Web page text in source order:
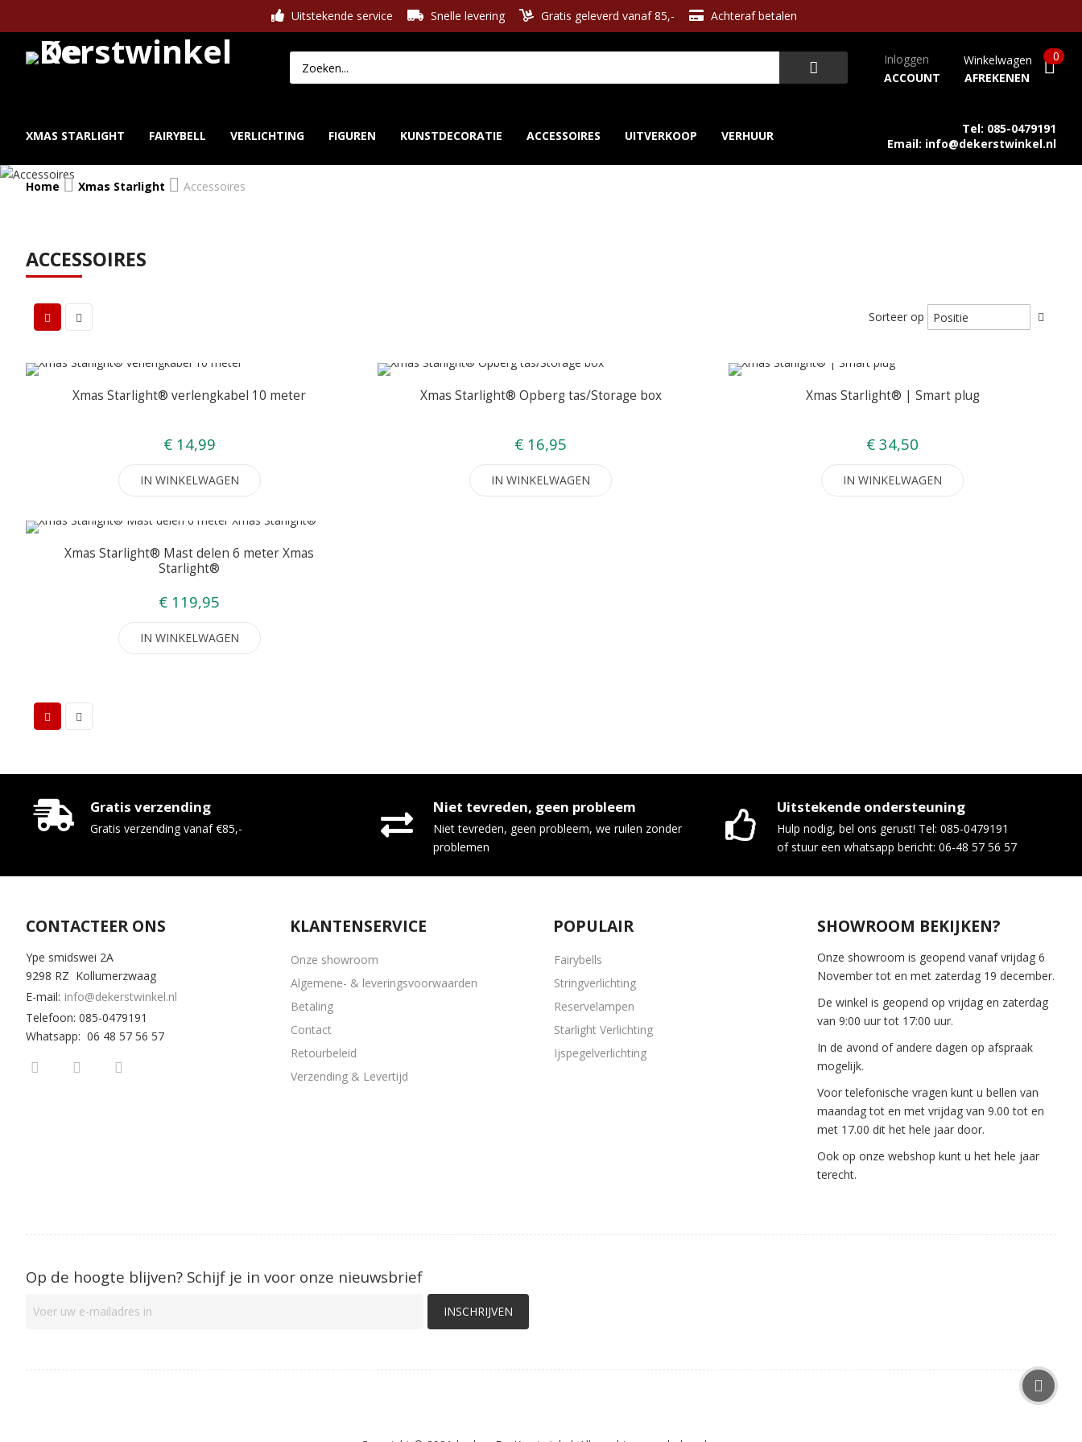
Uitstekende service Snelle levering Gratis geleverd vanaf 85,- Achteraf betalen
Inloggen
ACCOUNT
Winkelwagen
AFREKENEN
0
XMAS STARLIGHT FAIRYBELL VERLICHTING FIGUREN KUNSTDECORATIE ACCESSOIRES UITVERKOOP VERHUUR
Tel: 085-0479191
Email: info@dekerstwinkel.nl
Home Xmas Starlight Accessoires
ACCESSOIRES
Sorteer op
Xmas Starlight® verlengkabel 10 meter
€ 14,99
IN WINKELWAGEN
Xmas Starlight® Opberg tas/Storage box
€ 16,95
IN WINKELWAGEN
Xmas Starlight® | Smart plug
€ 34,50
IN WINKELWAGEN
Xmas Starlight® Mast delen 6 meter Xmas
Starlight®
€ 119,95
IN WINKELWAGEN
Gratis verzending
Gratis verzending vanaf €85,-
Niet tevreden, geen probleem
Niet tevreden, geen probleem, we ruilen zonder
problemen
Uitstekende ondersteuning
Hulp nodig, bel ons gerust! Tel: 085-0479191
of stuur een whatsapp bericht: 06-48 57 56 57
CONTACTEER ONS
Ype smidswei 2A
9298 RZ Kollumerzwaag
E-mail: info@dekerstwinkel.nl
Telefoon: 085-0479191
Whatsapp: 06 48 57 56 57
KLANTENSERVICE
Onze showroom
Algemene- & leveringsvoorwaarden
Betaling
Contact
Retourbeleid
Verzending & Levertijd
POPULAIR
Fairybells
Stringverlichting
Reservelampen
Starlight Verlichting
Ijspegelverlichting
SHOWROOM BEKIJKEN?
Onze showroom is geopend vanaf vrijdag 6
November tot en met zaterdag 19 december.
De winkel is geopend op vrijdag en zaterdag
van 9:00 uur tot 17:00 uur.
In de avond of andere dagen op afspraak
mogelijk.
Voor telefonische vragen kunt u bellen van
maandag tot en met vrijdag van 9.00 tot en
met 17.00 dit het hele jaar door.
Ook op onze webshop kunt u het hele jaar
terecht.
Op de hoogte blijven? Schijf je in voor onze nieuwsbrief
INSCHRIJVEN